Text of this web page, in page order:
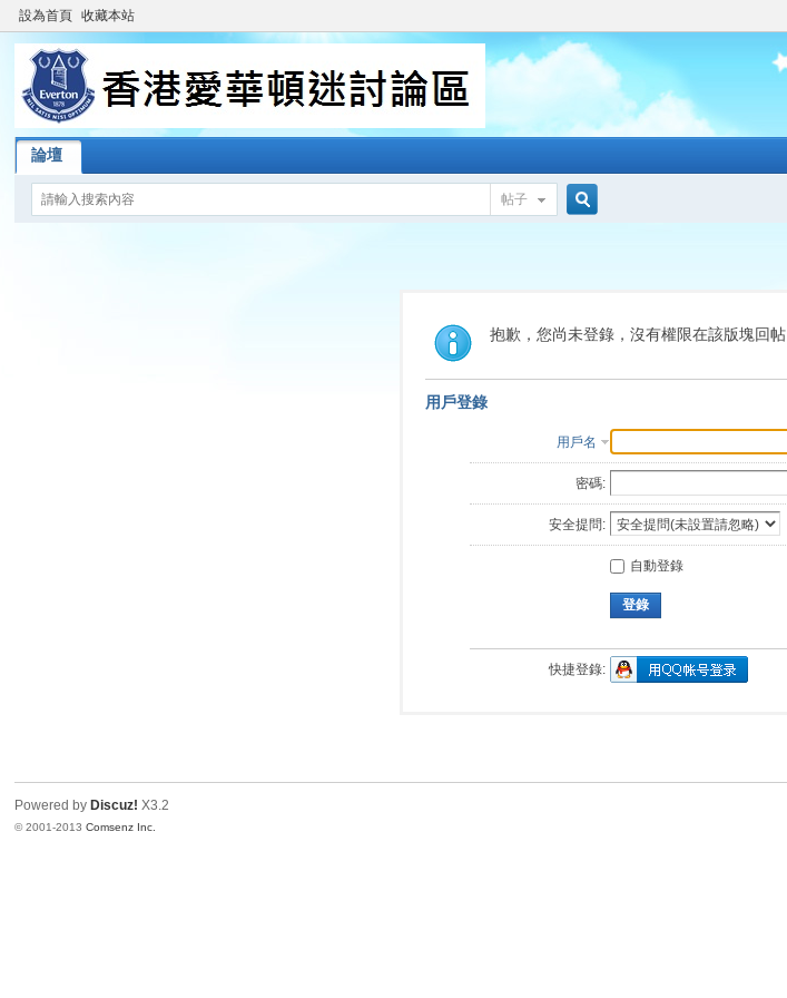
設為首頁 收藏本站
論壇
帖子
索
抱歉，您尚未登錄，沒有權限在該版塊回帖
用戶登錄
用戶名
密碼:
安全提問:
自動登錄
登錄
快捷登錄:
Powered by Discuz! X3.2
© 2001-2013Comsenz Inc.